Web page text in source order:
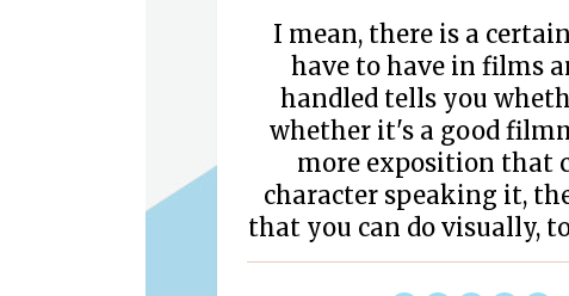
I mean, there is a
have to have in films
handled tells you
whether it's a good
more exposition that
character speaking it,
that you can do visually,